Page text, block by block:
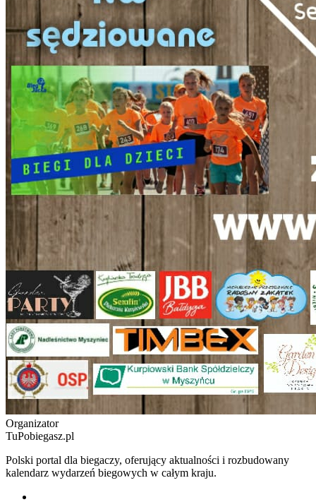
Organizator
TuPobiegasz.pl
Polski portal dla biegaczy, oferujący aktualności i rozbudowany
kalendarz wydarzeń biegowych w całym kraju.